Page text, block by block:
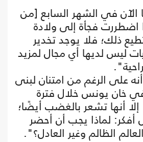
الآن في الشهر السابع [من
اضطررت فجأة إلى ولادة
ذلك؛ فلا يوجد تخدير
ليس لديها أي مجال لمزيد
على الرغم من امتنان لبنى
في خان يونس خلال فترة
أنها تشعر بالغضب أيضًا؛
لماذا يجب أن أحضر
الظالم وغير العادل؟".